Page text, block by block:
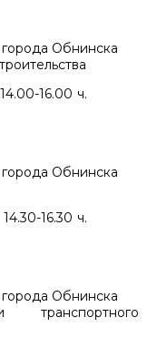
Обнинска
16.00 ч.
Обнинска
16.30 ч.
Обнинска